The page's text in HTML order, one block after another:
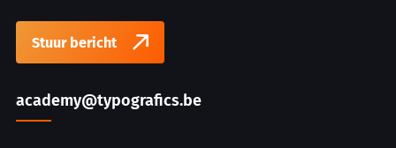
Stuur bericht
academy@typografics.be